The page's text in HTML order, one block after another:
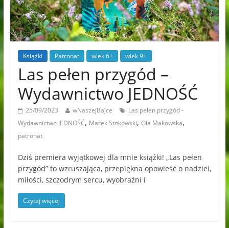
Książki Patronat wiek 6+ wiek 9+
Las pełen przygód –
Wydawnictwo JEDNOŚĆ
25/09/2023 wNaszejBajce
Las pełen przygód -
Wydawnictwo JEDNOŚĆ, Marek Stokowski, Ola Makowska,
patronat
Dziś premiera wyjątkowej dla mnie książki! „Las pełen
przygód” to wzruszająca, przepiękna opowieść o nadziei,
miłości, szczodrym sercu, wyobraźni i
Czytaj więcej